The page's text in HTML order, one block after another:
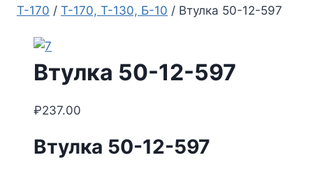
Т-170 / Т-170, Т-130, Б-10 / Втулка 50-12-597
Втулка 50-12-597
₽237.00
Втулка 50-12-597